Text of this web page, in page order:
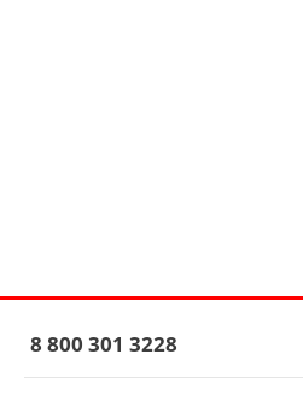
8 800 301 3228